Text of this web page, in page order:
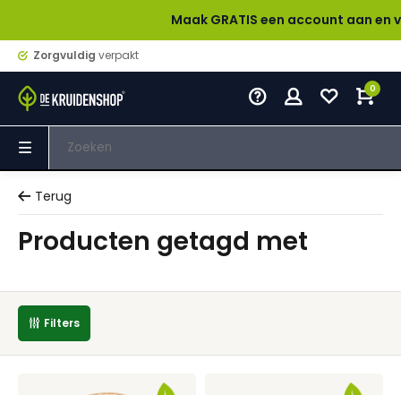
Maak GRATIS een account aan en
Zorgvuldig verpakt
0
Terug
Producten getagd met
Filters